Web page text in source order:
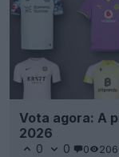
Vota agora: A
2026
0 0 0 206